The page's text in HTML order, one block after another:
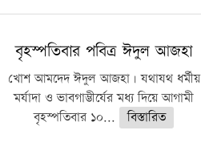
বৃহস্পতিবার পবিত্র ঈদুল আজহা
খোশ আমদেদ ঈদুল আজহা। যথাযথ ধর্মীয়
মর্যাদা ও ভাবগাম্ভীর্যের মধ্য দিয়ে আগামী
বৃহস্পতিবার ১০...
বিস্তারিত